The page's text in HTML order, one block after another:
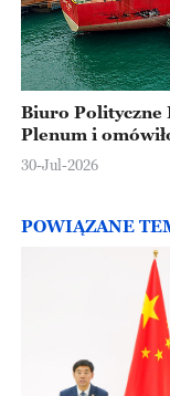
Biuro Polityczne
Plenum i
30-Jul-2026
POWIĄZANE